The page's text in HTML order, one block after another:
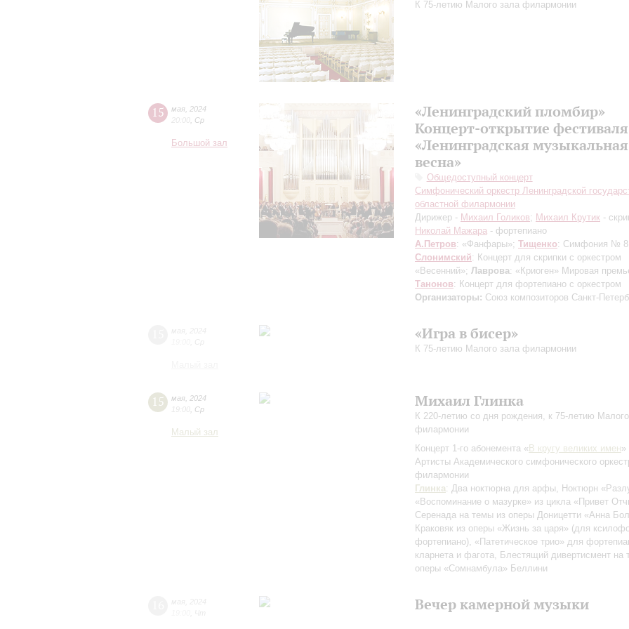
К 75-летию Малого зала филармонии
15 мая 2024
20:00 Ср
Большой зал
«Ленинградский пломбир»
Концерт-открытие фестиваля
«Ленинградская музыкальная
весна»
Общедоступный концерт
Симфонический оркестр Ленинградской
областной филармонии
Дирижер - Михаил Голиков; Михаил Крутик -
Николай Мажара - фортепиано
А.Петров: «Фанфары»; Тищенко: Симфония № 8;
Слонимский: Концерт для скрипки с оркестром
«Весенний»; Лаврова: «Криоген» Мировая
Танонов: Концерт для фортепиано с оркестром
Организаторы: Союз композиторов Санкт-
«Игра в бисер»
К 75-летию Малого зала филармонии
15 мая 2024
19:00 Ср
Малый зал
Михаил Глинка
К 220-летию со дня рождения, к 75-летию
филармонии
Концерт 1-го абонемента « В кругу великих имен»
Артисты Академического симфонического
филармонии
Глинка: Два ноктюрна для арфы, Ноктюрн
«Воспоминание о мазурке» из цикла «Привет
Серенада на темы из оперы Доницетти «Анна
Краковяк из оперы «Жизнь за царя» (для
фортепиано), «Патетическое трио» для
кларнета и фагота, Блестящий дивертисмент на
оперы «Сомнамбула» Беллини
Вечер камерной музыки